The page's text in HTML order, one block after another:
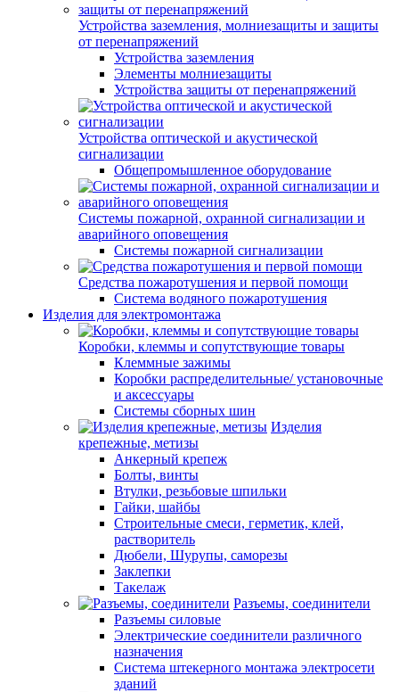
Устройства заземления, молниезащиты и защиты
от перенапряжений
Устройства заземления
Элементы молниезащиты
Устройства защиты от перенапряжений
Устройства оптической и акустической
сигнализации
Общепромышленное оборудование
Системы пожарной, охранной сигнализации и
аварийного оповещения
Системы пожарной сигнализации
Средства пожаротушения и первой помощи
Система водяного пожаротушения
Изделия для электромонтажа
Коробки, клеммы и сопутствующие товары
Клеммные зажимы
Коробки распределительные/ установочные
и аксессуары
Системы сборных шин
Изделия
крепежные, метизы
Анкерный крепеж
Болты, винты
Втулки, резьбовые шпильки
Гайки, шайбы
Строительные смеси, герметик, клей,
растворитель
Дюбели, Шурупы, саморезы
Заклепки
Такелаж
Разъемы, соединители
Разъемы силовые
Электрические соединители различного
назначения
Система штекерного монтажа электросети
зданий